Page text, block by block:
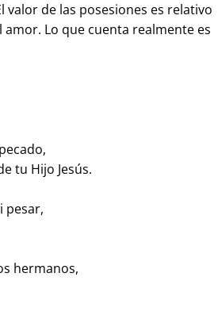
de las posesiones es relativo
Lo que cuenta realmente es
tu Hijo Jesús.
pesar,
hermanos,